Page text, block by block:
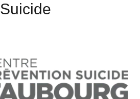
Suicide